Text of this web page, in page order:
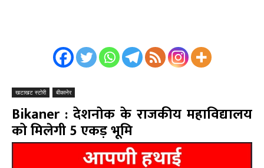
खटाखट स्टोरी बीकानेर
Bikaner : देशनाेक के राजकीय महाविद्यालय
को मिलेगी 5 एकड़ भूमि